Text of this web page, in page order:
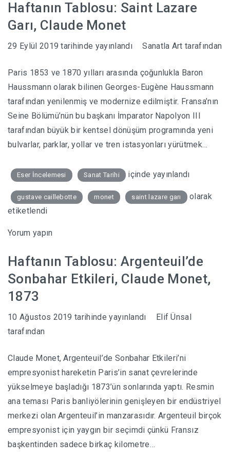
Haftanın Tablosu: Saint Lazare
Garı, Claude Monet
29 Eylül 2019 tarihinde yayınlandı Sanatla Art tarafından
Paris 1853 ve 1870 yılları arasında çoğunlukla Baron
Haussmann olarak bilinen Georges-Eugène Haussmann
tarafından yenilenmiş ve modernize edilmiştir. Fransa’nın
Seine Bölümü’nün bu başkanı İmparator Napolyon III
tarafından büyük bir kentsel dönüşüm programında yeni
bulvarlar, parklar, yollar ve tren istasyonları yürütmek…
Eser İncelemesi Sanat Tarihi içinde yayınlandı
gustave caillebotte monet saint lazare garı
olarak
etiketlendi
Yorum yapın
Haftanın Tablosu: Argenteuil’de
Sonbahar Etkileri, Claude Monet,
1873
10 Ağustos 2019 tarihinde yayınlandı
Elif Ünsal
tarafından
Claude Monet, Argenteuil’de Sonbahar Etkileri’ni
empresyonist hareketin Paris’in sanat çevrelerinde
yükselmeye başladığı 1873’ün sonlarında yaptı. Resmin
ana teması Paris banliyölerinin genişleyen bir endüstriyel
merkezi olan Argenteuil’in manzarasıdır. Argenteuil birçok
empresyonist için yaygın bir seçimdi çünkü Fransız
başkentinden sadece birkaç kilometre…